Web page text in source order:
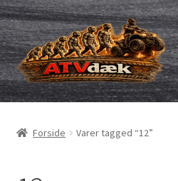
Spring
til
navigation
Spring
til
indhold
ATV-dæk
Karting
Forside Varer tagged “12”